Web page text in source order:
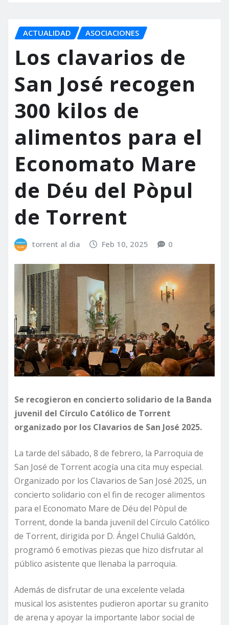
ACTUALIDAD ASOCIACIONES
Los clavarios de
San José recogen
300 kilos de
alimentos para el
Economato Mare
de Déu del Pòpul
de Torrent
torrent al dia Feb 10, 2025 0
Se recogieron en concierto solidario de la Banda
juvenil del Círculo Católico de Torrent
organizado por los Clavarios de San José 2025.
La tarde del sábado, 8 de febrero, la Parroquia de
San José de Torrent acogía una cita muy especial.
Organizado por los Clavarios de San José 2025, un
concierto solidario con el fin de recoger alimentos
para el Economato Mare de Déu del Pòpul de
Torrent, donde la banda juvenil del Círculo Católico
de Torrent, dirigida por D. Ángel Chuliá Galdón,
programó 6 emotivas piezas que hizo disfrutar al
público asistente que llenaba la parroquia.
Además de disfrutar de una excelente velada
musical los asistentes pudieron aportar su granito
de arena y apoyar la importante labor social de